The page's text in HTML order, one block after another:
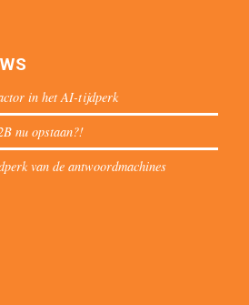
in het AI-tijdperk
nu opstaan?!
van de antwoordmachines